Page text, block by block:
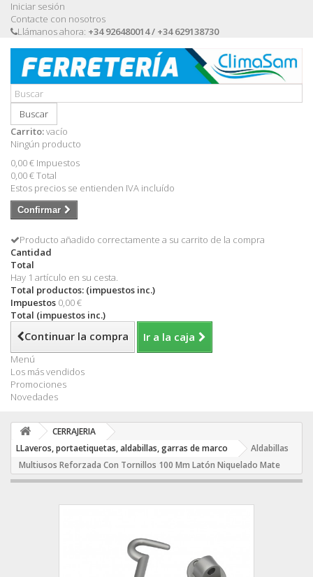
Iniciar sesión
Contacte con nosotros
Llámanos ahora: +34 926480014 / +34 629138730
Buscar
Carrito:vacío
Ningún producto
0,00 € Impuestos
0,00 €Total
Estos precios se entienden IVA incluído
Confirmar
Producto añadido correctamente a su carrito de la compra
Cantidad
Total
Hay 1 artículo en su cesta.
Total productos: (impuestos inc.)
Impuestos 0,00 €
Total (impuestos inc.)
Continuar la compra Ir a la caja
Menú
Los más vendidos
Promociones
Novedades
CERRAJERIA
LLaveros, portaetiquetas, aldabillas, garras de marco
Aldabillas
Multiusos Reforzada Con Tornillos 100 Mm Latón Niquelado Mate